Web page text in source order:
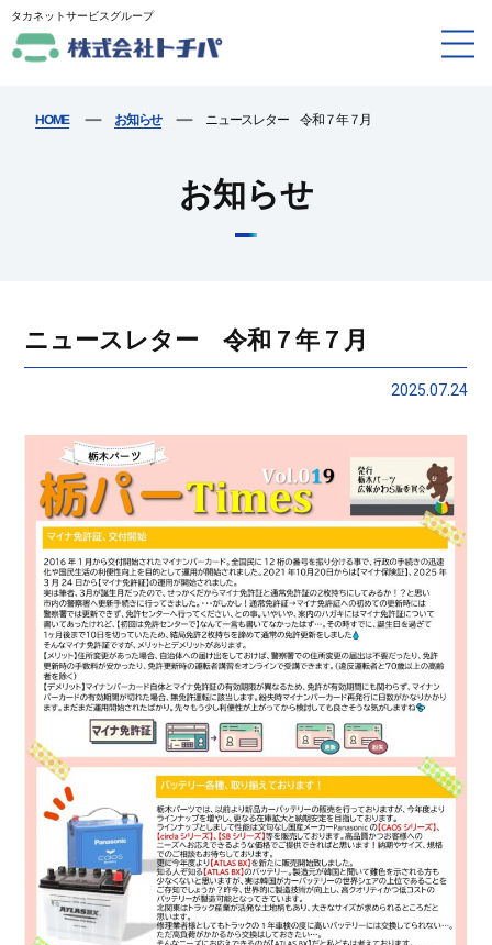
タカネットサービスグループ
HOME ー お知らせ ー ニュースレター 令和７年７月
お知らせ
ニュースレター 令和７年７月
2025.07.24